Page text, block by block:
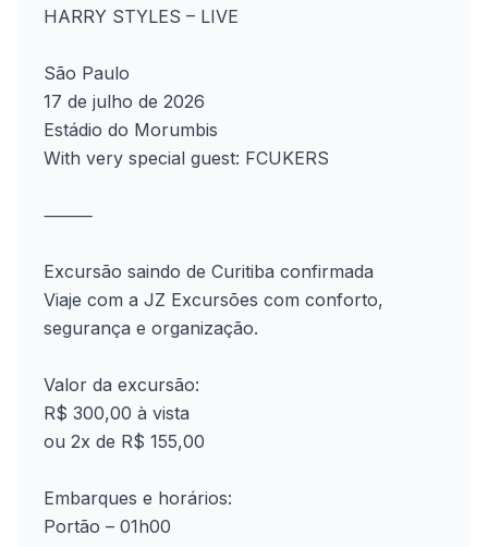
HARRY STYLES – LIVE
São Paulo
17 de julho de 2026
Estádio do Morumbis
With very special guest: FCUKERS
⸻
Excursão saindo de Curitiba confirmada
Viaje com a JZ Excursões com conforto,
segurança e organização.
Valor da excursão:
R$ 300,00 à vista
ou 2x de R$ 155,00
Embarques e horários:
Portão – 01h00